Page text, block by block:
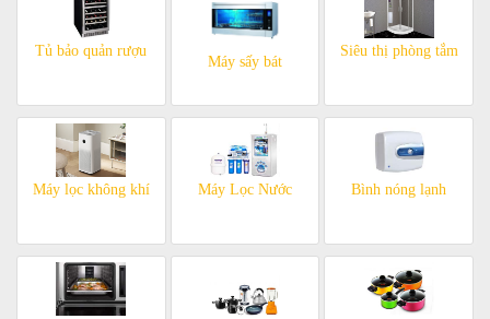
Tủ bảo quản rượu
Máy sấy bát
Siêu thị phòng tắm
Máy lọc không khí Máy Lọc Nước Bình nóng lạnh